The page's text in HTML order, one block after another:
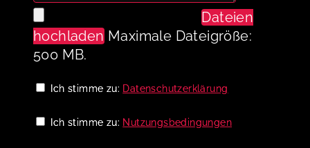
Dateien
hochladen Maximale Dateigröße:
500 MB.
Ich stimme zu: Datenschutzerklärung
Ich stimme zu: Nutzungsbedingungen